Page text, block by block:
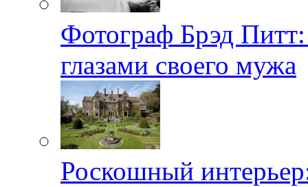
Фотограф Брэд
глазами своего мужа
Роскошный